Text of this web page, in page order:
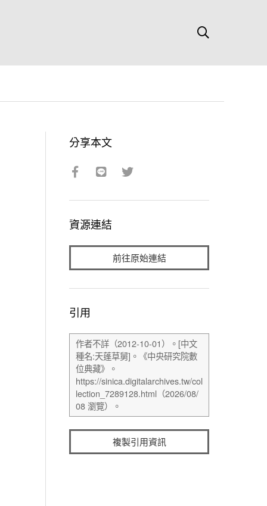
分享本文
資源連結
前往原始連結
引用
複製引用資訊